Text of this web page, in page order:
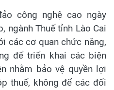
công nghệ cao ngày
ngành Thuế tỉnh Lào Cai
các cơ quan chức năng,
để triển khai các biện
nhằm bảo vệ quyền lợi
thuế, không để các đối